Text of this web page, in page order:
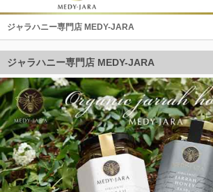
ジャラハニー専門店 MEDY-JARA
ジャラハニー専門店 MEDY-JARA